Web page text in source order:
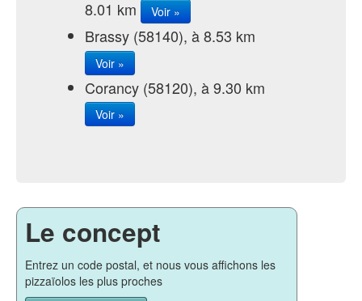
8.01 km
Voir »
Brassy (58140), à 8.53 km
Voir »
Corancy (58120), à 9.30 km
Voir »
Le concept
Entrez un code postal, et nous vous affichons les
pizzaïolos les plus proches